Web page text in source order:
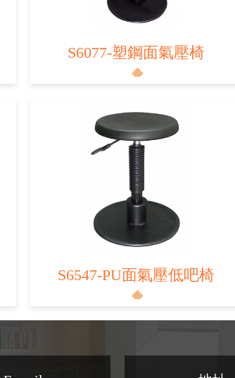
S6077-塑鋼面氣壓椅
S6547-PU面氣壓低吧椅